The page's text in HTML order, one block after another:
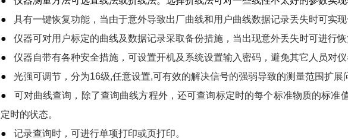
● 具有一键恢复功能，当由于意外导致出厂曲线和用户曲线数据记录丢失时可实现
● 仪器可对用户标定的曲线及数据记录采取备份措施，当出现意外丢失时可进行恢
● 仪器自带有各种安全措施，可设置开机及系统设置输入密码，避免其它人员对仪
● 光强可调节，分为16级,任意设置,可有效的解决信号的强弱导致的测量范围扩展
● 可对曲线查询，除了查询曲线方程外，还可查询标定时的每个标准物质的标
定时的状态。
● 记录查询时，可进行单项打印或页打印。